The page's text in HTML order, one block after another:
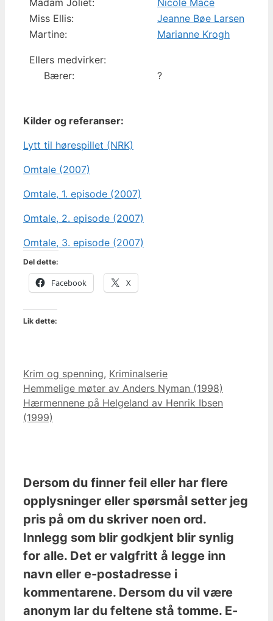
Madam Joliet:
Nicole Macé
Miss Ellis:
Jeanne Bøe Larsen
Martine:
Marianne Krogh
Ellers medvirker:
Bærer:
?
Kilder og referanser:
Lytt til hørespillet (NRK)
Omtale (2007)
Omtale, 1. episode (2007)
Omtale, 2. episode (2007)
Omtale, 3. episode (2007)
Del dette:
Facebook X
Lik dette:
Kategorier
Krim og spenning, Kriminalserie
Hemmelige møter av Anders Nyman (1998)
Hærmennene på Helgeland av Henrik Ibsen
(1999)
Dersom du finner feil eller har flere
opplysninger eller spørsmål setter jeg
pris på om du skriver noen ord.
Innlegg som blir godkjent blir synlig
for alle. Det er valgfritt å legge inn
navn eller e-postadresse i
kommentarene. Dersom du vil være
anonym lar du feltene stå tomme. E-